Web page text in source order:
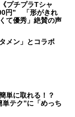
プチプラTシャ
円” 「形がきれ
て優秀」絶賛の声
タメン」とコラボ
簡単に取れる！？
テク”に「めっち